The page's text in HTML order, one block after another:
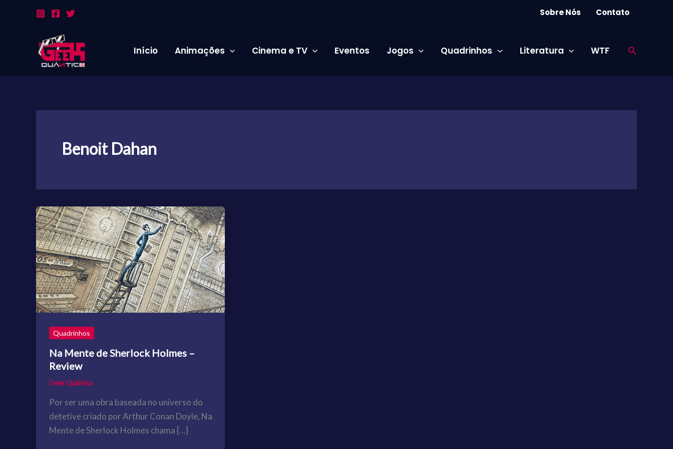
Sobre Nós Contato
Início Animações Cinema e TV Eventos Jogos Quadrinhos Literatura WTF Pesquisar
Benoit Dahan
Quadrinhos
Na Mente de Sherlock Holmes –
Review
Geek Quântico
Por ser uma obra baseada no universo do
detetive criado por Arthur Conan Doyle, Na
Mente de Sherlock Holmes chama […]